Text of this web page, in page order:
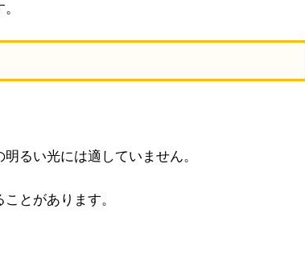
るい光には適していません。
とがあります。